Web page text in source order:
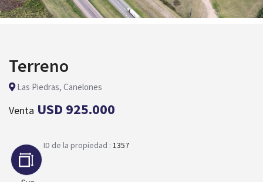
Terreno
Las Piedras, Canelones
Venta USD 925.000
ID de la propiedad : 1357